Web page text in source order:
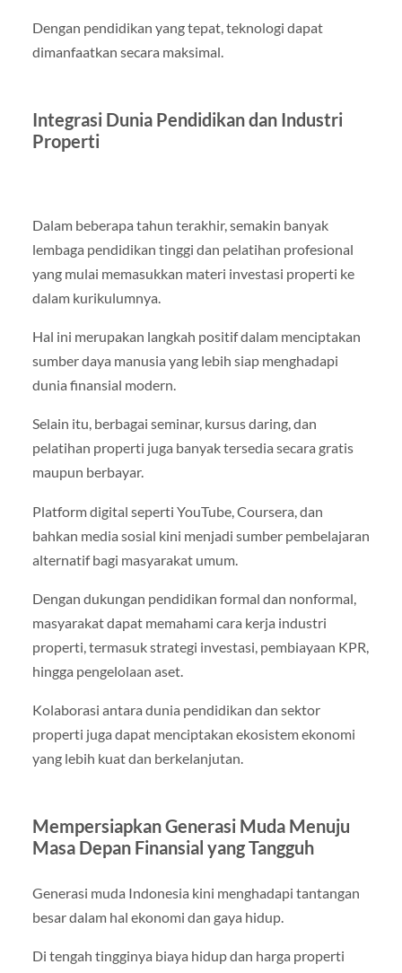
Dengan pendidikan yang tepat, teknologi dapat
dimanfaatkan secara maksimal.
Integrasi Dunia Pendidikan dan Industri
Properti
Dalam beberapa tahun terakhir, semakin banyak
lembaga pendidikan tinggi dan pelatihan profesional
yang mulai memasukkan materi investasi properti ke
dalam kurikulumnya.
Hal ini merupakan langkah positif dalam menciptakan
sumber daya manusia yang lebih siap menghadapi
dunia finansial modern.
Selain itu, berbagai seminar, kursus daring, dan
pelatihan properti juga banyak tersedia secara gratis
maupun berbayar.
Platform digital seperti YouTube, Coursera, dan
bahkan media sosial kini menjadi sumber pembelajaran
alternatif bagi masyarakat umum.
Dengan dukungan pendidikan formal dan nonformal,
masyarakat dapat memahami cara kerja industri
properti, termasuk strategi investasi, pembiayaan KPR,
hingga pengelolaan aset.
Kolaborasi antara dunia pendidikan dan sektor
properti juga dapat menciptakan ekosistem ekonomi
yang lebih kuat dan berkelanjutan.
Mempersiapkan Generasi Muda Menuju
Masa Depan Finansial yang Tangguh
Generasi muda Indonesia kini menghadapi tantangan
besar dalam hal ekonomi dan gaya hidup.
Di tengah tingginya biaya hidup dan harga properti